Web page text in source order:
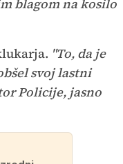
blagom na kosilo
"To, da je
svoj lastni
Policije, jasno